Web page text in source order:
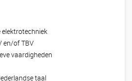
elektrotechniek
en/of TBV
vaardigheden
taal